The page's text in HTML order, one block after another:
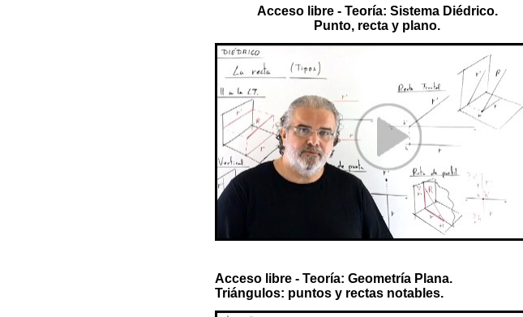
Acceso libre - Teoría: Sistema Diédrico.
Punto, recta y plano.
Acceso libre - Teoría: Geometría Plana.
Triángulos: puntos y rectas notables.